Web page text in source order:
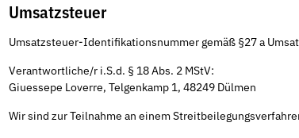
Umsatzsteuer
Umsatzsteuer-Identifikationsnummer gemäß §27 a
Verantwortliche/r i.S.d. § 18 Abs. 2 MStV:
Giuessepe Loverre, Telgenkamp 1, 48249 Dülmen
Wir sind zur Teilnahme an einem